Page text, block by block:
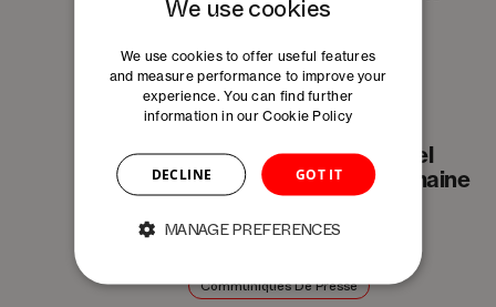
Jura
News
Roche ouvre son nouvel
Institut de biologie humaine
à Bâle
Communiqués De Presse
We use cookies
We use cookies to offer useful features
and measure performance to improve your
experience. You can find further
information in ourCookie Policy
GOT IT
DECLINE
MANAGE PREFERENCES